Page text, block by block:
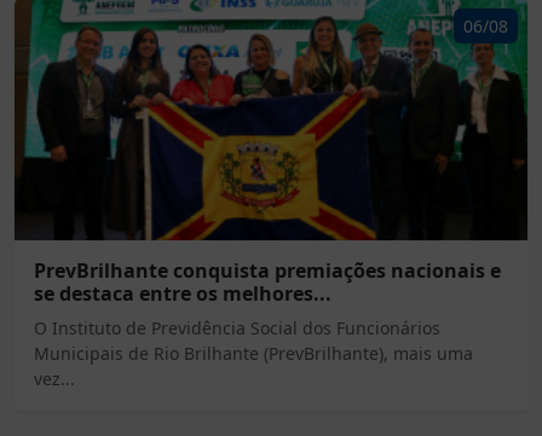
06/08
PrevBrilhante conquista premiações nacionais e
se destaca entre os melhores...
O Instituto de Previdência Social dos Funcionários
Municipais de Rio Brilhante (PrevBrilhante), mais uma
vez...